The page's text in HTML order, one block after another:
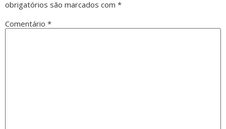
obrigatórios são marcados com *
Comentário *